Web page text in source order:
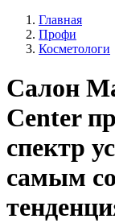
Главная
Профи
Косметологи
Cалон
Center
спектр
самым